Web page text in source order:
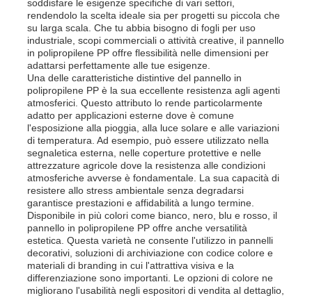
soddisfare le esigenze specifiche di vari settori,
rendendolo la scelta ideale sia per progetti su piccola che
su larga scala. Che tu abbia bisogno di fogli per uso
industriale, scopi commerciali o attività creative, il pannello
in polipropilene PP offre flessibilità nelle dimensioni per
adattarsi perfettamente alle tue esigenze.
Una delle caratteristiche distintive del pannello in
polipropilene PP è la sua eccellente resistenza agli agenti
atmosferici. Questo attributo lo rende particolarmente
adatto per applicazioni esterne dove è comune
l'esposizione alla pioggia, alla luce solare e alle variazioni
di temperatura. Ad esempio, può essere utilizzato nella
segnaletica esterna, nelle coperture protettive e nelle
attrezzature agricole dove la resistenza alle condizioni
atmosferiche avverse è fondamentale. La sua capacità di
resistere allo stress ambientale senza degradarsi
garantisce prestazioni e affidabilità a lungo termine.
Disponibile in più colori come bianco, nero, blu e rosso, il
pannello in polipropilene PP offre anche versatilità
estetica. Questa varietà ne consente l'utilizzo in pannelli
decorativi, soluzioni di archiviazione con codice colore e
materiali di branding in cui l'attrattiva visiva e la
differenziazione sono importanti. Le opzioni di colore ne
migliorano l'usabilità negli espositori di vendita al dettaglio,